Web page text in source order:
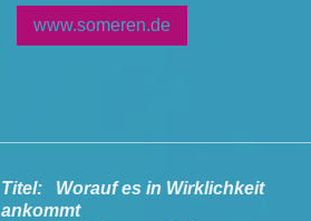
www.someren.de
Titel: Worauf es in Wirklichkeit
ankommt